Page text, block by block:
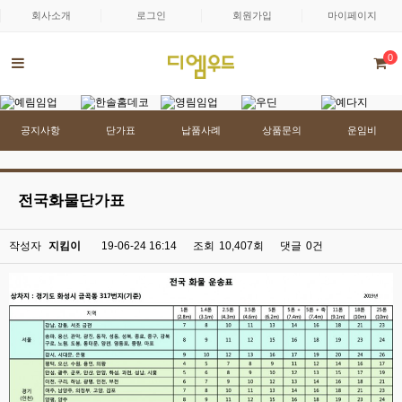
회사소개 로그인 회원가입 마이페이지
0
공지사항 단가표 납품사례 상품문의 운임비
전국화물단가표
작성자 지킴이 19-06-24 16:14 조회 10,407회 댓글 0건